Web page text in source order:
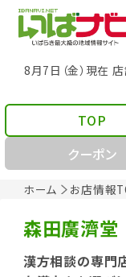
8月7日（金）現在
ホーム お店情報
TOP
クーポン
森田廣濟堂
漢方相談の専門